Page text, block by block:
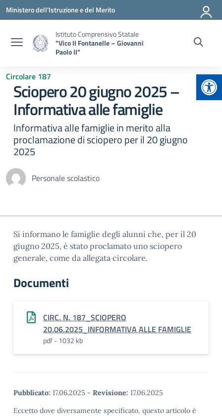
Vai ai contenuti
Vai al menu di navigazione
Vai al footer
Ministero dell'Istruzione e del Merito
Istituto Comprensivo Statale
"Vico II Fontanelle – Giovanni
Paolo II"
Circolare 187
Sciopero 20 giugno 2025 –
Informativa alle famiglie
Informativa alle famiglie in merito alla
proclamazione di sciopero per il 20 giugno
2025
Personale scolastico
Si informano le famiglie degli alunni che, per il 20
giugno 2025, è stato proclamato uno sciopero
generale, come da allegata circolare.
Documenti
CIRC. N. 187_SCIOPERO
20.06.2025_INFORMATIVA ALLE FAMIGLIE
pdf - 1032 kb
Pubblicato: 17.06.2025 - Revisione: 17.06.2025
Eccetto dove diversamente specificato, questo articolo è